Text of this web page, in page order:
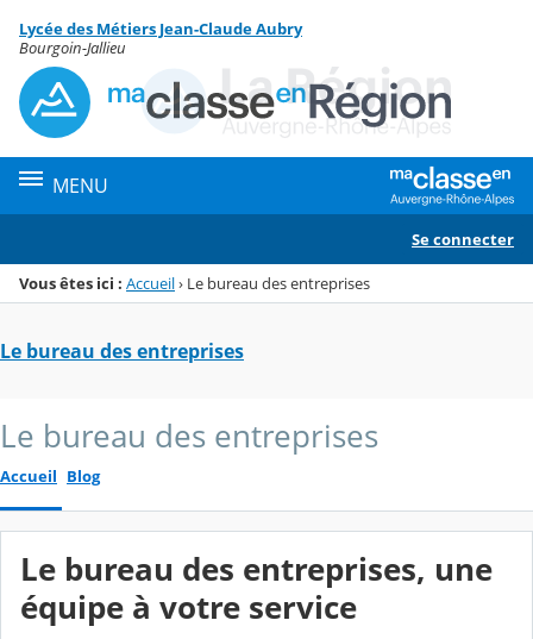
Menu de la rubrique
Contenu
Lycée des Métiers Jean-Claude Aubry
Bourgoin-Jallieu
MENU
Se connecter
Vous êtes ici : Accueil› Le bureau des entreprises
Le bureau des entreprises
Le bureau des entreprises
Accueil Blog
Le bureau des entreprises, une
équipe à votre service